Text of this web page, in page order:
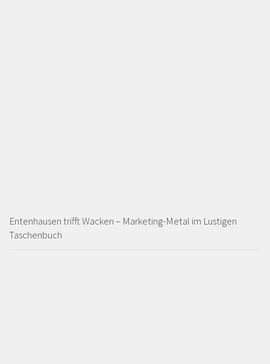
Entenhausen trifft Wacken – Marketing-Metal im Lustigen
Taschenbuch